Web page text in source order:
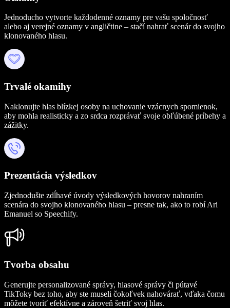
Jednoducho vytvorte každodenné oznamy pre vašu spoločnosť
alebo aj verejné oznamy v angličtine – stačí nahrať scenár do svojho
klonovaného hlasu.
Trvalé okamihy
Naklonujte hlas blízkej osoby na uchovanie vzácnych spomienok,
aby mohla realisticky a zo srdca rozprávať svoje obľúbené príbehy a
zážitky.
Prezentácia výsledkov
Zjednodušte zdĺhavé úvody výsledkových hovorov nahraním
scenára do svojho klonovaného hlasu – presne tak, ako to robí Ari
Emanuel so Speechify.
Tvorba obsahu
Generujte personalizované správy, hlasové správy či pútavé
TikToky bez toho, aby ste museli čokoľvek nahovárať, vďaka čomu
môžete tvoriť efektívne a zároveň šetriť svoj hlas.